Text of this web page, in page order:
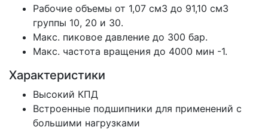
Рабочие объемы от 1,07 см3 до 91,10 см3
группы 10, 20 и 30.
Макс. пиковое давление до 300 бар.
Макс. частота вращения до 4000 мин -1.
Характеристики
Высокий КПД
Встроенные подшипники для применений с
большими нагрузками